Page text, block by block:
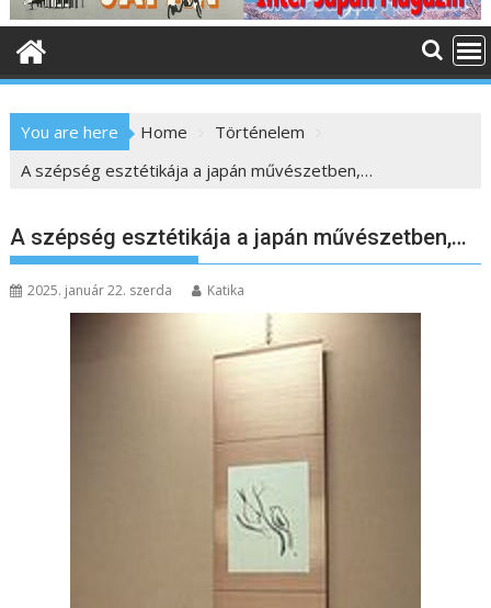
n
e
You are here Home
Történelem
A szépség esztétikája a japán művészetben,…
A szépség esztétikája a japán művészetben,…
2025. január 22. szerda Katika